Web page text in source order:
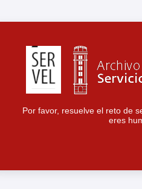
Por favor, resuelve el reto de
eres